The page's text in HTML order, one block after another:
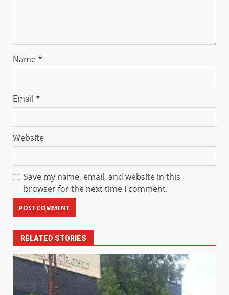
Name*
Email *
Website
Save my name, email, and website in this
browser for the next time I comment.
RELATED STORIES